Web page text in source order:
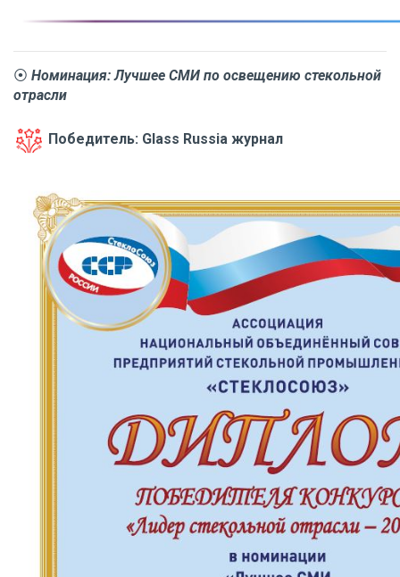
⦿ Номинация: Лучшее СМИ по освещению стекольной
отрасли
Победитель: Glass Russia журнал